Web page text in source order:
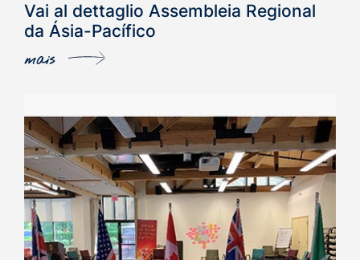
Vai al dettaglio Assembleia Regional
da Ásia-Pacífico
mais